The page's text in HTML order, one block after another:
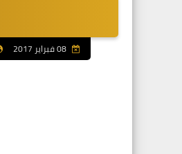
08 فبراير 2017